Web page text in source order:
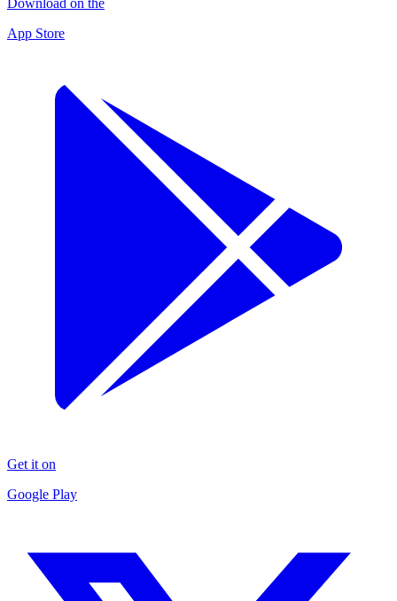
App Store
Get it on
Google Play